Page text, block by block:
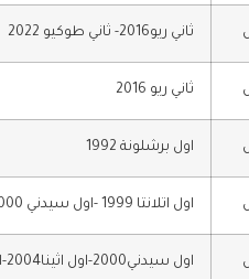
ثاني ريو2016- ثاني طوكيو 2022
ثاني ريو 2016
اول برشلونة 1992
اول اتلانتا 1999 -اول سيدني 2000- اول اثينا 2004-اول بكين2008 -ثالث لندن2012
اول سيدني2000-اول اثينا2004-اول بكين 2008- اول لندن 2012- ثاني ريو2016- ثالث طوكيو 2020